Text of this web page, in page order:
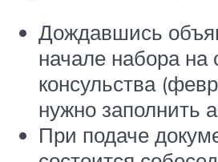
Дождавшись
начале набора на
консульства
нужно заполнить
При подаче